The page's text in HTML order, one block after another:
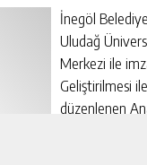
İnegöl
Uludağ
Merkezi ile
Geliştirilmesi
düzenlenen